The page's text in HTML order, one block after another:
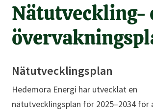
Nätutveckling-
Nätutvecklingsplan
Hedemora Energi har utvecklat en
nätutvecklingsplan för 2025–2034